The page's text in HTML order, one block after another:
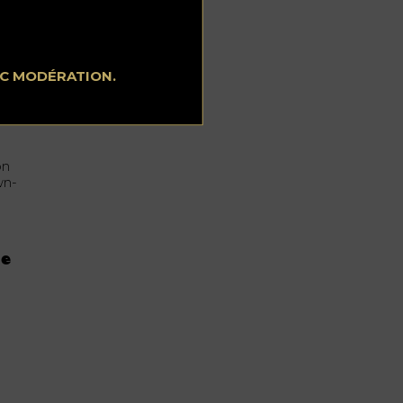
MODÉRATION.